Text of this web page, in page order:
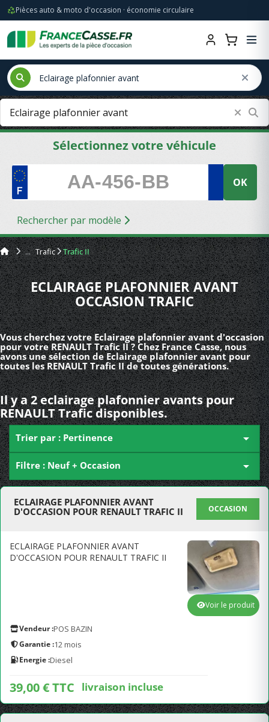
Pièces auto & moto d'occasion · économie circulaire
Sélectionnez votre véhicule
OK
Rechercher par modèle
Trafic Trafic II
ECLAIRAGE PLAFONNIER AVANT
OCCASION TRAFIC
Vous cherchez votre Eclairage plafonnier avant d'occasion
pour votre RENAULT Trafic II ? Chez France Casse, nous
avons une sélection de Eclairage plafonnier avant pour
toutes les RENAULT Trafic II de toutes générations.
Il y a 2 eclairage plafonnier avants pour
RENAULT Trafic disponibles.
Trier par : Pertinence 
Filtre : Neuf + Occasion 
ECLAIRAGE PLAFONNIER AVANT
D'OCCASION POUR RENAULT TRAFIC II
OCCASION
ECLAIRAGE PLAFONNIER AVANT
D'OCCASION POUR RENAULT TRAFIC II
Vendeur :POS BAZIN
Garantie :12 mois
Energie :Diesel
39,00 € TTC livraison incluse
Voir le produit